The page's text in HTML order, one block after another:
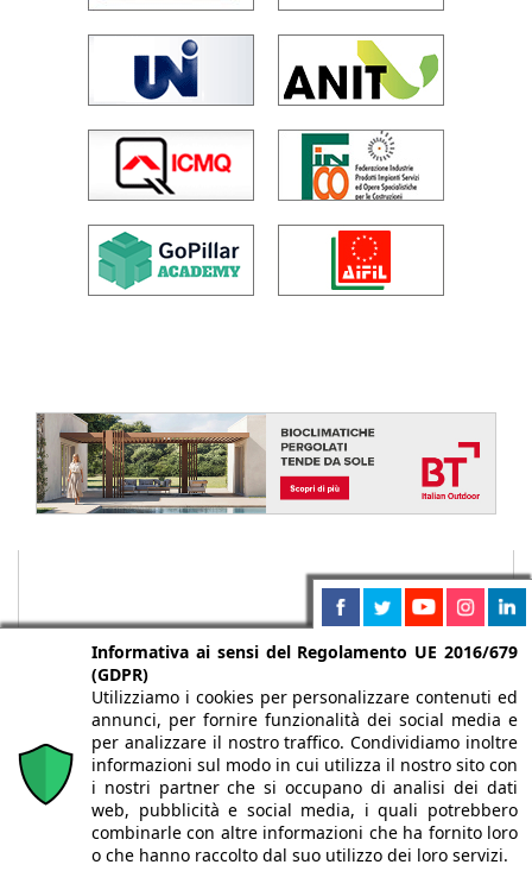
Chi siamo Autori Per la tua pubblicità
Iscriviti alla
newsletter
Informativa ai sensi del Regolamento UE 2016/679
(GDPR)
Utilizziamo i cookies per personalizzare contenuti ed
annunci, per fornire funzionalità dei social media e
per analizzare il nostro traffico. Condividiamo inoltre
informazioni sul modo in cui utilizza il nostro sito con
i nostri partner che si occupano di analisi dei dati
web, pubblicità e social media, i quali potrebbero
combinarle con altre informazioni che ha fornito loro
o che hanno raccolto dal suo utilizzo dei loro servizi.